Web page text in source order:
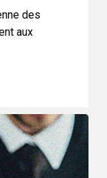
des
aux